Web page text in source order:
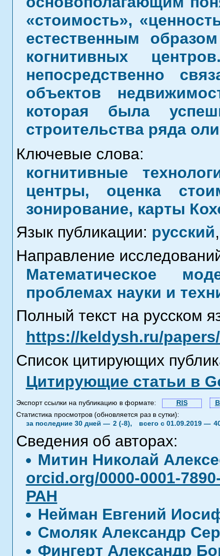
«стоимость»,
естественным
когнитивных
непосредственно
объектов
которая была
строительства ряда
Ключевые слова:
когнитивные
центры, оценка
зонирование, карты
Язык публикации: русский,
Направление
Математическое
проблемах науки и
Полный текст на русском
https://keldysh.ru/
Список цитирующих
Цитирующие статьи в
Экспорт ссылки на публикацию в формате: RIS
Статистика просмотров (обновляется раз в сутки):
за последние 30 дней — 2 (-8), всего с 01.09.2019 —
Сведения об авторах:
Митин Николай
orcid.org/0000-0001-
РАН
Нейман Евгений
Смоляк Александр
Фингерт Александр